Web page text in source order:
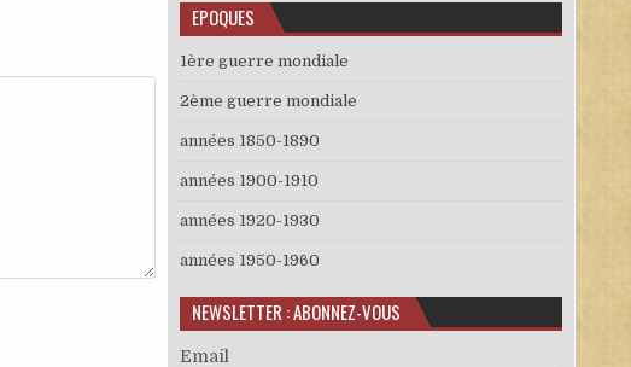
EPOQUES
1ère guerre mondiale
2ème guerre mondiale
années 1850-1890
années 1900-1910
années 1920-1930
années 1950-1960
NEWSLETTER : ABONNEZ-VOUS
Email